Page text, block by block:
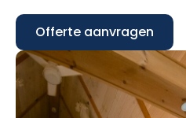
Offerte aanvragen